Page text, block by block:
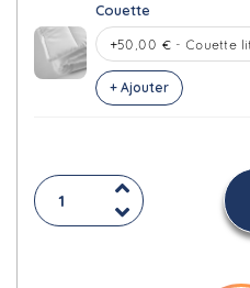
Couette
+ Ajouter